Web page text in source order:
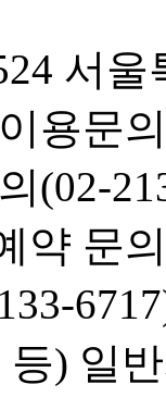
서
용문
(02-
약 문
) 일